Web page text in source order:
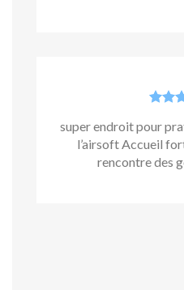
super endroit pour
l’airsoft Accueil
rencontre des